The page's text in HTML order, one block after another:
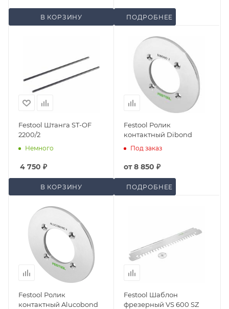
В КОРЗИНУ ПОДРОБНЕЕ
Festool Штанга ST-OF
2200/2
Немного
4 750 ₽
В КОРЗИНУ
Festool Ролик
контактный Dibond
Под заказ
от8 850 ₽
ПОДРОБНЕЕ
Festool Ролик
контактный Alucobond
Festool Шаблон
фрезерный VS 600 SZ